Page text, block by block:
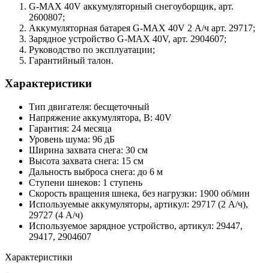
G-MAX 40V аккумуляторный снегоуборщик, арт.
2600807;
Аккумуляторная батарея G-MAX 40V 2 А/ч арт. 29717;
Зарядное устройство G-MAX 40V, арт. 2904607;
Руководство по эксплуатации;
Гарантийный талон.
Характеристики
Тип двигателя: бесщеточный
Напряжение аккумулятора, В: 40V
Гарантия: 24 месяца
Уровень шума: 96 дБ
Ширина захвата снега: 30 см
Высота захвата снега: 15 см
Дальность выброса снега: до 6 м
Ступени шнеков: 1 ступень
Скорость вращения шнека, без нагрузки: 1900 об/мин
Используемые аккумуляторы, артикул: 29717 (2 А/ч),
29727 (4 А/ч)
Используемое зарядное устройство, артикул: 29447,
29417, 2904607
Характеристики